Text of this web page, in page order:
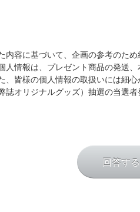
容に基づいて、企画の参考のため
人情報は、プレゼント商品の発送
、皆様の個人情報の取扱いには細心
誌オリジナルグッズ）抽選の当選
回答する